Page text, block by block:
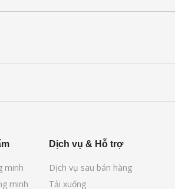
minh
minh
Dịch vụ & Hỗ trợ
Dịch vụ sau bán hàng
Tải xuống